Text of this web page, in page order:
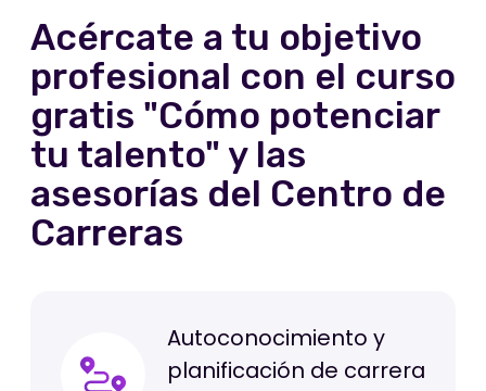
La Escuela Británica de Artes
Creativas y Tecnología (EBAC) es
una institución innovadora de
educación superior en Artes